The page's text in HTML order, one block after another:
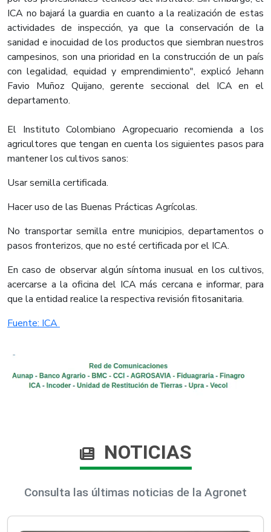
ICA no bajará la guardia en cuanto a la realización de estas
actividades de inspección, ya que la conservación de la
sanidad e inocuidad de los productos que siembran nuestros
campesinos, son una prioridad en la construcción de un país
con legalidad, equidad y emprendimiento", explicó Jehann
Favio Muñoz Quijano, gerente seccional del ICA en el
departamento.
El Instituto Colombiano Agropecuario recomienda a los
agricultores que tengan en cuenta los siguientes pasos para
mantener los cultivos sanos:
Usar semilla certificada.
Hacer uso de las Buenas Prácticas Agrícolas.
No transportar semilla entre municipios, departamentos o
pasos fronterizos, que no esté certificada por el ICA.
En caso de observar algún síntoma inusual en los cultivos,
acercarse a la oficina del ICA más cercana e informar, para
que la entidad realice la respectiva revisión fitosanitaria.
Fuente: ICA ​
NOTICIAS
Consulta las últimas noticias de la Agronet